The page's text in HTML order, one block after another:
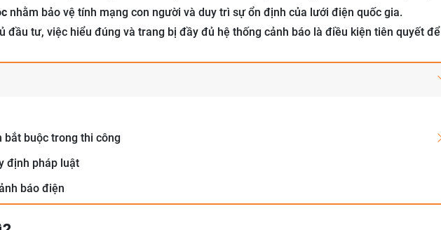
nhằm bảo vệ tính mạng con người và duy trì sự ổn định của lưới điện quốc gia.
đầu tư, việc hiểu đúng và trang bị đầy đủ hệ thống cảnh báo là điều kiện tiên quyết để
bắt buộc trong thi công
định pháp luật
báo điện